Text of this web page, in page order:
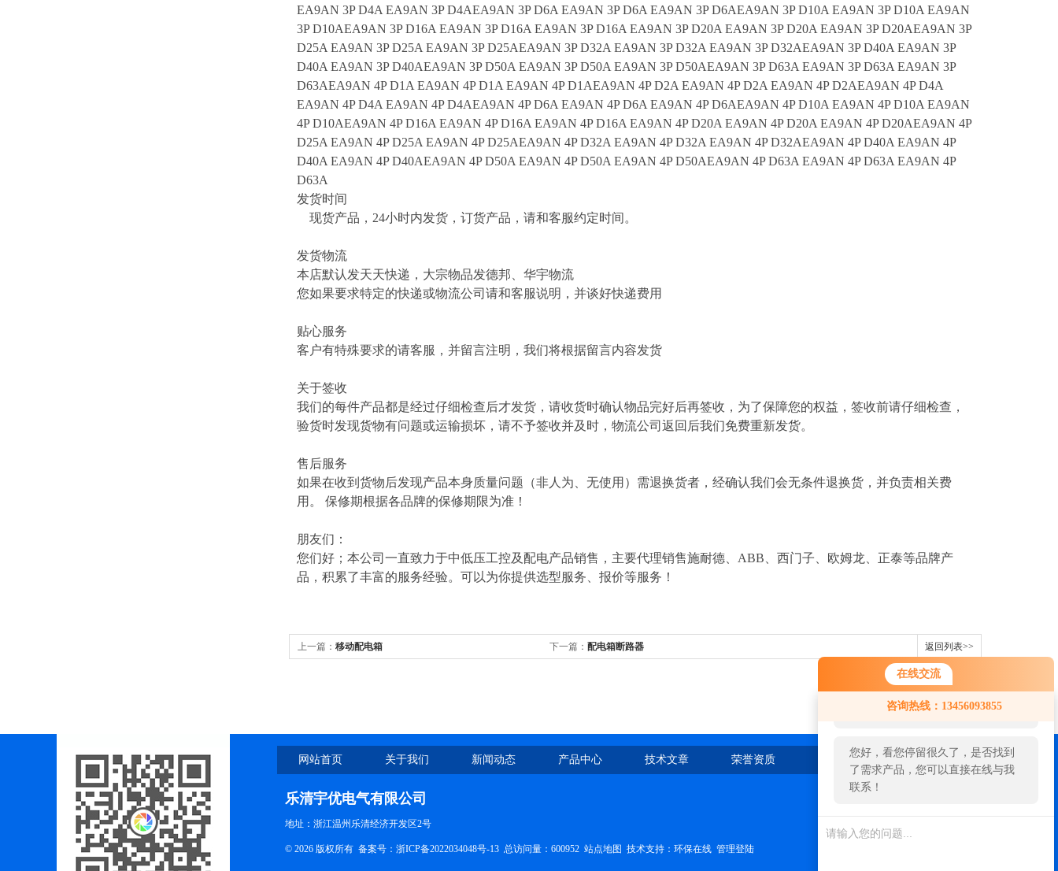
在线交流
咨询热线：13456093855
您好！欢迎前来咨询，很高兴为您
服务，请问您要咨询什么问题呢？
您好，看您停留很久了，是否找到
了需求产品，您可以直接在线与我
联系！
EA9AN 3P D4A EA9AN 3P D4AEA9AN 3P D6A EA9AN 3P D6A EA9AN 3P D6AEA9AN 3P D10A EA9AN 3P D10A EA9AN
3P D10AEA9AN 3P D16A EA9AN 3P D16A EA9AN 3P D16A EA9AN 3P D20A EA9AN 3P D20A EA9AN 3P D20AEA9AN 3P
D25A EA9AN 3P D25A EA9AN 3P D25AEA9AN 3P D32A EA9AN 3P D32A EA9AN 3P D32AEA9AN 3P D40A EA9AN 3P
D40A EA9AN 3P D40AEA9AN 3P D50A EA9AN 3P D50A EA9AN 3P D50AEA9AN 3P D63A EA9AN 3P D63A EA9AN 3P
D63AEA9AN 4P D1A EA9AN 4P D1A EA9AN 4P D1AEA9AN 4P D2A EA9AN 4P D2A EA9AN 4P D2AEA9AN 4P D4A
EA9AN 4P D4A EA9AN 4P D4AEA9AN 4P D6A EA9AN 4P D6A EA9AN 4P D6AEA9AN 4P D10A EA9AN 4P D10A EA9AN
4P D10AEA9AN 4P D16A EA9AN 4P D16A EA9AN 4P D16A EA9AN 4P D20A EA9AN 4P D20A EA9AN 4P D20AEA9AN 4P
D25A EA9AN 4P D25A EA9AN 4P D25AEA9AN 4P D32A EA9AN 4P D32A EA9AN 4P D32AEA9AN 4P D40A EA9AN 4P
D40A EA9AN 4P D40AEA9AN 4P D50A EA9AN 4P D50A EA9AN 4P D50AEA9AN 4P D63A EA9AN 4P D63A EA9AN 4P
D63A
发货时间
现货产品，24小时内发货，订货产品，请和客服约定时间。
发货物流
本店默认发天天快递，大宗物品发德邦、华宇物流
您如果要求特定的快递或物流公司请和客服说明，并谈好快递费用
贴心服务
客户有特殊要求的请客服，并留言注明，我们将根据留言内容发货
关于签收
我们的每件产品都是经过仔细检查后才发货，请收货时确认物品完好后再签收，为了保障您的权益，签收前请仔细检查，
验货时发现货物有问题或运输损坏，请不予签收并及时，物流公司返回后我们免费重新发货。
售后服务
如果在收到货物后发现产品本身质量问题（非人为、无使用）需退换货者，经确认我们会无条件退换货，并负责相关费
用。 保修期根据各品牌的保修期限为准！
朋友们：
您们好；本公司一直致力于中低压工控及配电产品销售，主要代理销售施耐德、ABB、西门子、欧姆龙、正泰等品牌产
品，积累了丰富的服务经验。可以为你提供选型服务、报价等服务！
上一篇： 移动配电箱 下一篇： 配电箱断路器 返回列表>>
网站首页 关于我们 新闻动态 产品中心 技术文章 荣誉资质 在线留言 联系我们
乐清宇优电气有限公司
地址：浙江温州乐清经济开发区2号
© 2026 版权所有 备案号：浙ICP备2022034048号-13 总访问量：600952 站点地图 技术支持： 环保在线 管理登陆